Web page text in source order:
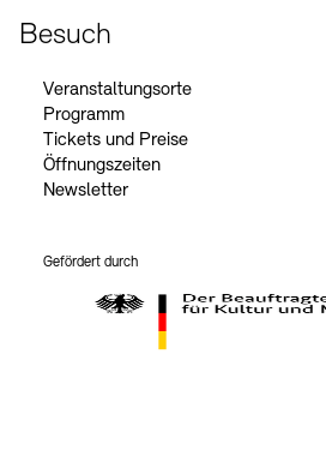
Besuch
Veranstaltungsorte
Programm
Tickets und Preise
Öffnungszeiten
Newsletter
Gefördert durch